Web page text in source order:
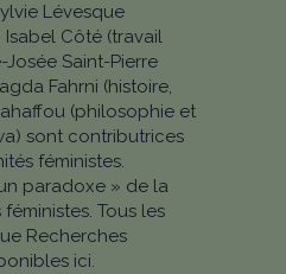
Lévesque
Isabel Côté (travail
Josée Saint-Pierre
Fahrni (histoire,
(philosophie et
sont contributrices
féministes.
paradoxe » de la
Tous les
Recherches
ici.